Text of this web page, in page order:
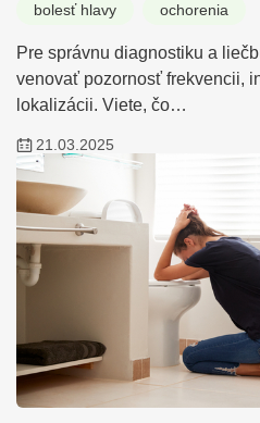
bolesť hlavy ochorenia
Pre správnu diagnostiku a
venovať pozornosť frekvencii,
lokalizácii. Viete, čo…
21.03.2025